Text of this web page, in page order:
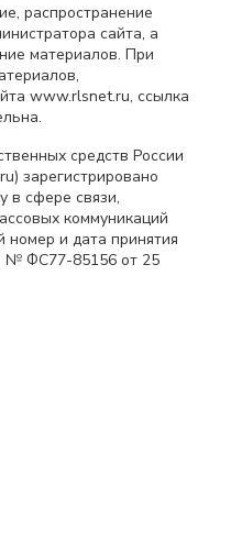
распространение
сайта, а
материалов. При
www.rlsnet.ru, ссылка
средств России
зарегистрировано
в сфере связи,
коммуникаций
номер и дата принятия
№ ФС77-85156 от 25